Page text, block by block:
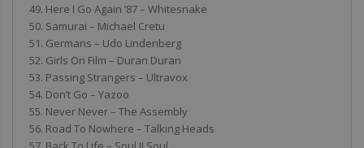
49. Here I Go Again ’87 – Whitesnake
50. Samurai – Michael Cretu
51. Germans – Udo Lindenberg
52. Girls On Film – Duran Duran
53. Passing Strangers – Ultravox
54. Don’t Go – Yazoo
55. Never Never – The Assembly
56. Road To Nowhere – Talking Heads